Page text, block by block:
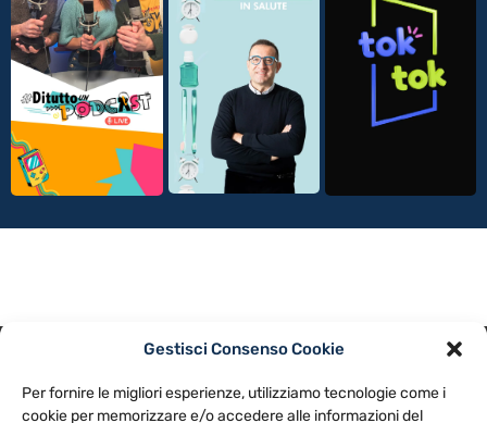
Gestisci Consenso Cookie
Per fornire le migliori esperienze, utilizziamo tecnologie come i
cookie per memorizzare e/o accedere alle informazioni del
NOTE LEGALI
CONTATTACI PREFERENZE